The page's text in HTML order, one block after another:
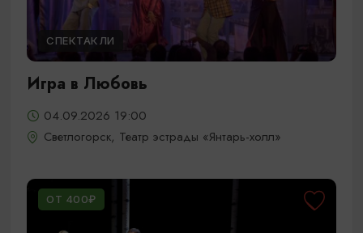
СПЕКТАКЛИ
Игра в Любовь
04.09.2026 19:00
Светлогорск, Театр эстрады «Янтарь-холл»
ОТ 400₽